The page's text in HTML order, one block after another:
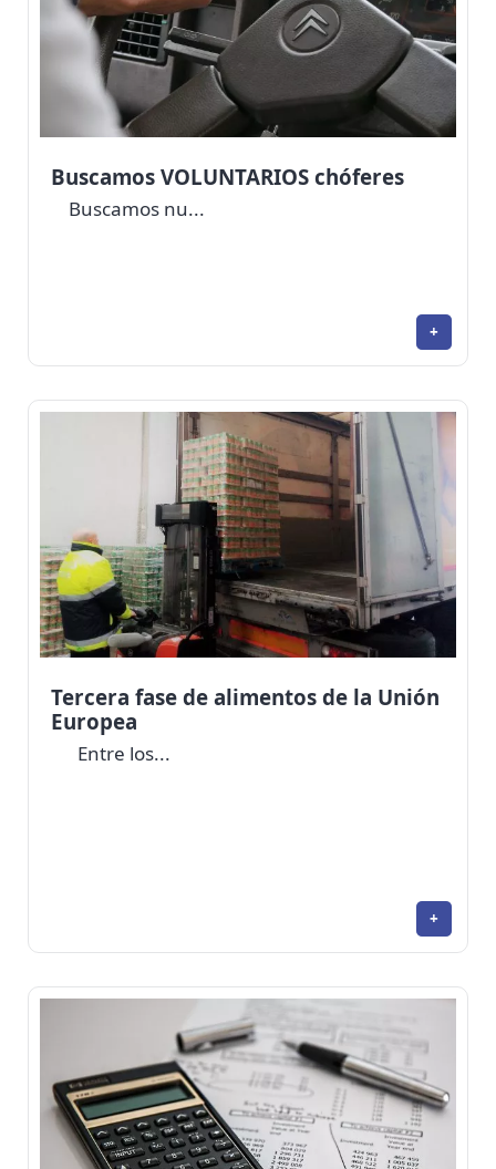
Buscamos VOLUNTARIOS chóferes
Buscamos nu...
+
Tercera fase de alimentos de la Unión
Europea
Entre los...
+